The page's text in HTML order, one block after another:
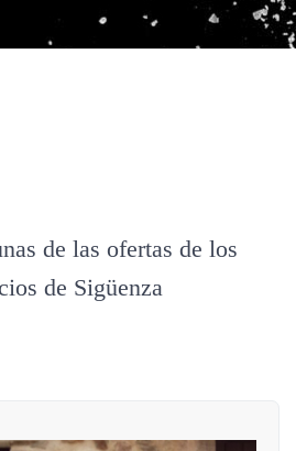
de las ofertas de los
de Sigüenza